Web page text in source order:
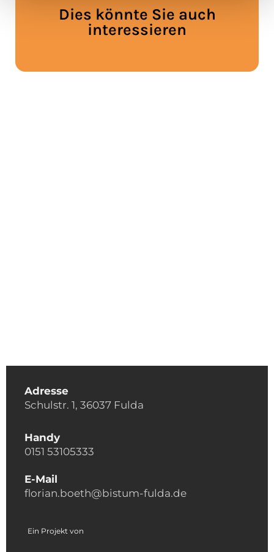
Dies könnte Sie auch
interessieren
Adresse
Schulstr. 1, 36037 Fulda
Handy
0151 53105333
E-Mail
florian.boeth@bistum-fulda.de
Ein Projekt von